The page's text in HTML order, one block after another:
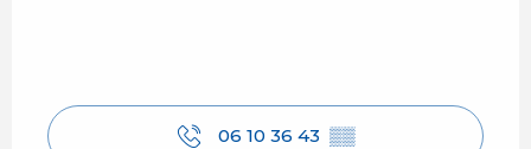
06 10 36 43 ▒▒